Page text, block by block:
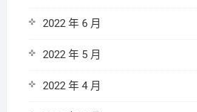
2022 年 6 月
2022 年 5 月
2022 年 4 月